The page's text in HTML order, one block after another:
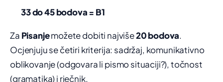
33 do 45 bodova = B1
Za Pisanjemožete dobiti najviše20 bodova.
Ocjenjuju se četiri kriterija: sadržaj, komunikativno
oblikovanje (odgovara li pismo situaciji?), točnost
(gramatika) i rječnik.